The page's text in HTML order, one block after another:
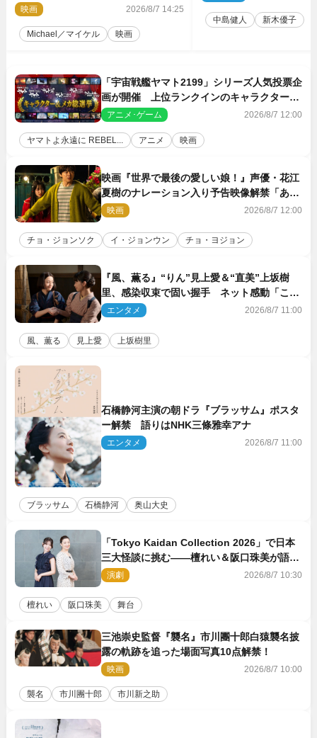
映画 2026/8/7 14:25
Michael／マイケル 映画
中島健人 新木優子
「宇宙戦艦ヤマト2199」シリーズ人気投票企
画が開催 上位ランクインのキャラクター＆
メカは新規描き下ろしイラストを制作
アニメ･ゲーム 2026/8/7 12:00
ヤマトよ永遠に REBEL... アニメ 映画
映画『世界で最後の愛しい娘！』声優・花江
夏樹のナレーション入り予告映像解禁「あふ
れ出る温かさに涙が止まらない！」
映画 2026/8/7 12:00
チョ・ジョンソク イ・ジョンウン チョ・ヨジョン
『風、薫る』“りん”見上愛＆“直美”上坂樹
里、感染収束で固い握手 ネット感動「この
バディは最強」「アツい」
エンタメ 2026/8/7 11:00
風、薫る 見上愛 上坂樹里
石橋静河主演の朝ドラ『ブラッサム』ポスタ
ー解禁 語りはNHK三條雅幸アナ
エンタメ 2026/8/7 11:00
ブラッサム 石橋静河 奥山大史
「Tokyo Kaidan Collection 2026」で日本
三大怪談に挑む――檀れい＆阪口珠美が語る
「牡丹灯籠」の新たな魅力
演劇 2026/8/7 10:30
檀れい 阪口珠美 舞台
三池崇史監督『襲名』市川團十郎白猿襲名披
露の軌跡を追った場面写真10点解禁！
映画 2026/8/7 10:00
襲名 市川團十郎 市川新之助